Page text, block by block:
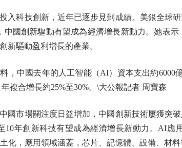
科技創新，近年已逐步見到成績。美銀全球研
中國創新驅動有望成為經濟增長新動力。她表
新驅動盈利增長的產業。
中國去年的人工智能（AI）資本支出約6000
複合增長約25%至30%。\大公報記者 周寶森
市場關注度日益增加，中國創新技術屢獲突破
10年創新科技有望成為經濟增長新動力。AI
化，應用領域涵蓋，芯片、記憶體、設備、材料